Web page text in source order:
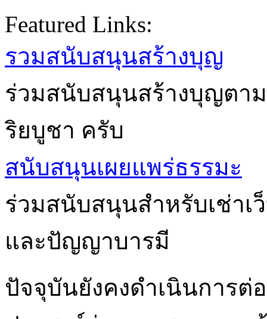
Featured Links:
รวมสนับสนุนสร้างบุญ
ร่วมสนับสนุนสร้างบุญตา
ริยบูชา ครับ
สนับสนุนเผยแพร่ธรรมะ
ร่วมสนับสนุนสำหรับเช่าเ
และปัญญาบารมี
ปัจจุบันยังคงดำเนินการต่